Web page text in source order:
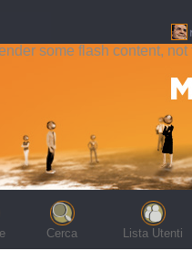
some flash content, not
Cerca Lista Utenti